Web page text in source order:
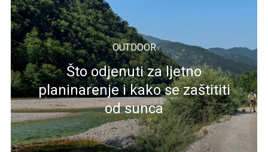
OUTDOOR
Što odjenuti za ljetno
planinarenje i kako se zaštititi
od sunca